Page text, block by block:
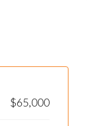
$65,000